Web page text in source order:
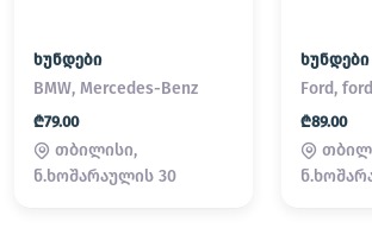
ხუნდები
BMW, Mercedes-Benz
₾79.00
თბილისი,
ნ.ხოშარაულის 30
ხუნდები
Ford,
₾89.00